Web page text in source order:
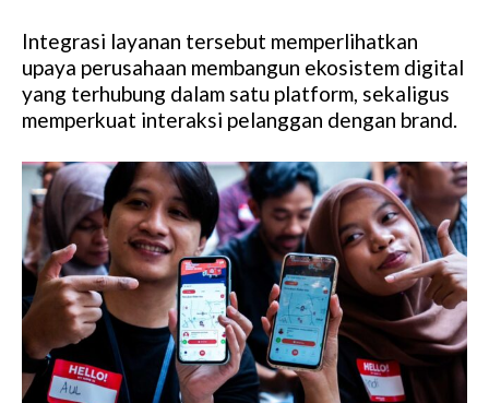
Integrasi layanan tersebut memperlihatkan
upaya perusahaan membangun ekosistem digital
yang terhubung dalam satu platform, sekaligus
memperkuat interaksi pelanggan dengan brand.